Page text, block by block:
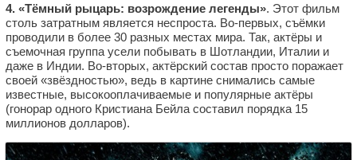
4. «Тёмный рыцарь: возрождение легенды». Этот фильм
столь затратным является неспроста. Во-первых, съёмки
проводили в более 30 разных местах мира. Так, актёры и
съемочная группа усели побывать в Шотландии, Италии и
даже в Индии. Во-вторых, актёрский состав просто поражает
своей «звёздностью», ведь в картине снимались самые
известные, высокооплачиваемые и популярные актёры
(гонорар одного Кристиана Бейла составил порядка 15
миллионов долларов).